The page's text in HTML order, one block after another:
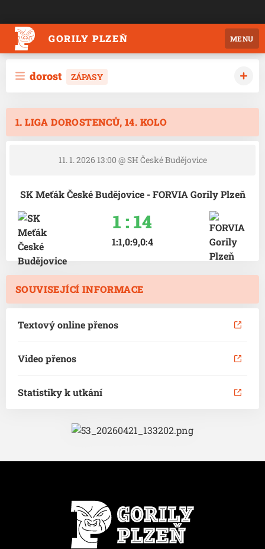
GORILY PLZEŇ MENU
dorost ZÁPASY
1. LIGA DOROSTENCŮ, 14. KOLO
11. 1. 2026 13:00 @ SH České Budějovice
SK Meťák České Budějovice - FORVIA Gorily Plzeň
1 : 14
1:1,0:9,0:4
SOUVISEJÍCÍ INFORMACE
Textový online přenos
Video přenos
Statistiky k utkání